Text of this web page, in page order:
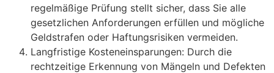
regelmäßige Prüfung stellt sicher, dass Sie alle
gesetzlichen Anforderungen erfüllen und mögliche
Geldstrafen oder Haftungsrisiken vermeiden.
Langfristige Kosteneinsparungen: Durch die
rechtzeitige Erkennung von Mängeln und Defekten